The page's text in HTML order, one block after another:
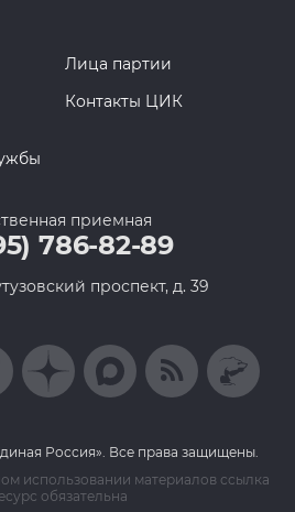
Лица партии
Контакты ЦИК
приемная
786-82-89
проспект, д. 39
Россия». Все права защищены.
использовании материалов ссылка
обязательна